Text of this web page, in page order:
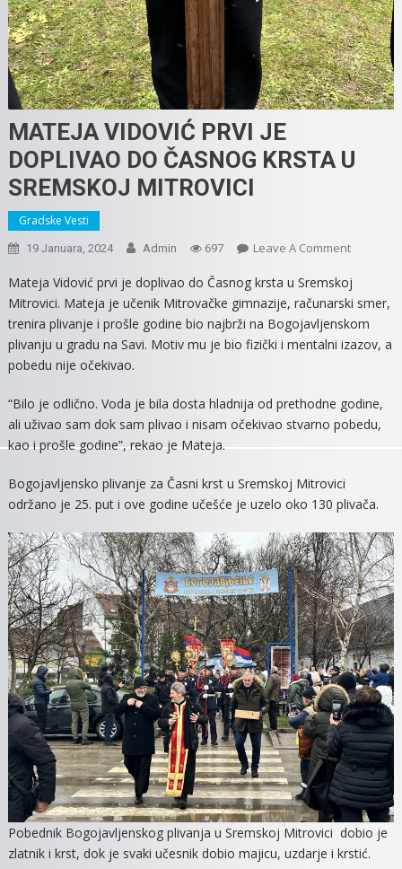
MATEJA VIDOVIĆ PRVI JE
DOPLIVAO DO ČASNOG KRSTA U
SREMSKOJ MITROVICI
Gradske Vesti
19 Januara, 2024 Admin 697 Leave A CommentOn
VIDOVIĆ
PRVI
JE
KRSTA
U
Mateja Vidović prvi je doplivao do Časnog krsta u Sremskoj
Mitrovici. Mateja je učenik Mitrovačke gimnazije, računarski smer,
trenira plivanje i prošle godine bio najbrži na Bogojavljenskom
plivanju u gradu na Savi. Motiv mu je bio fizički i mentalni izazov, a
pobedu nije očekivao.
“Bilo je odlično. Voda je bila dosta hladnija od prethodne godine,
ali uživao sam dok sam plivao i nisam očekivao stvarno pobedu,
kao i prošle godine”, rekao je Mateja.
Bogojavljensko plivanje za Časni krst u Sremskoj Mitrovici
održano je 25. put i ove godine učešće je uzelo oko 130 plivača.
Pobednik Bogojavljenskog plivanja u Sremskoj Mitrovici dobio je
zlatnik i krst, dok je svaki učesnik dobio majicu, uzdarje i krstić.